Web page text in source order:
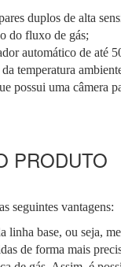
duplos de alta
do fluxo de gás;
automático de até
temperatura
possui uma câmera
PRODUTO
seguintes vantagens:
linha base, ou seja,
de forma mais